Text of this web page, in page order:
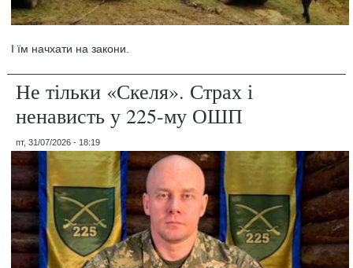
І їм начхати на закони.
Не тільки «Скеля». Страх і
ненависть у 225-му ОШП
пт, 31/07/2026 - 18:19